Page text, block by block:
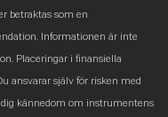
betraktas som en
Informationen är inte
Placeringar i finansiella
ansvarar själv för risken med
kännedom om instrumentens